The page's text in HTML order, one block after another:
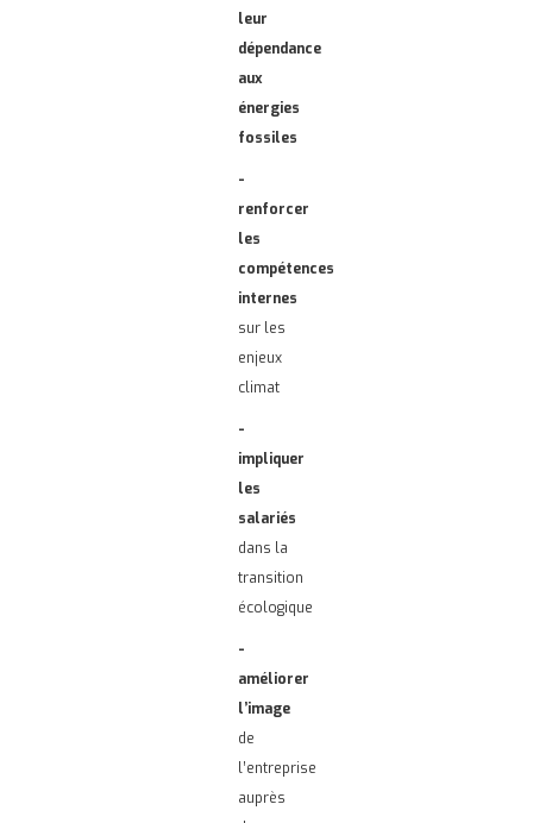
leur
dépendance
aux
énergies
fossiles
-
renforcer
les
compétences
internes
sur les
enjeux
climat
-
impliquer
les
salariés
dans la
transition
écologique
-
améliorer
l’image
de
l’entreprise
auprès